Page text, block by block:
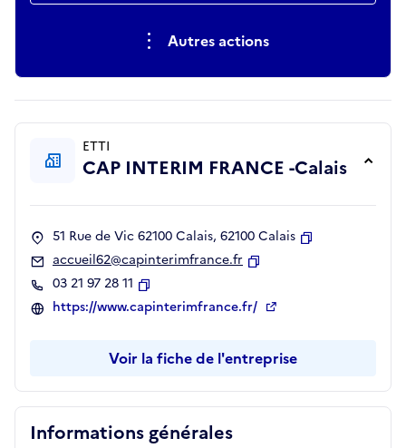
Autres actions
Informations générales
ETTI
CAP INTERIM FRANCE -Calais
51 Rue de Vic 62100 Calais, 62100 Calais
accueil62@capinterimfrance.fr
03 21 97 28 11
Copier
https://www.capinterimfrance.fr/
Voir la fiche de l'entreprise